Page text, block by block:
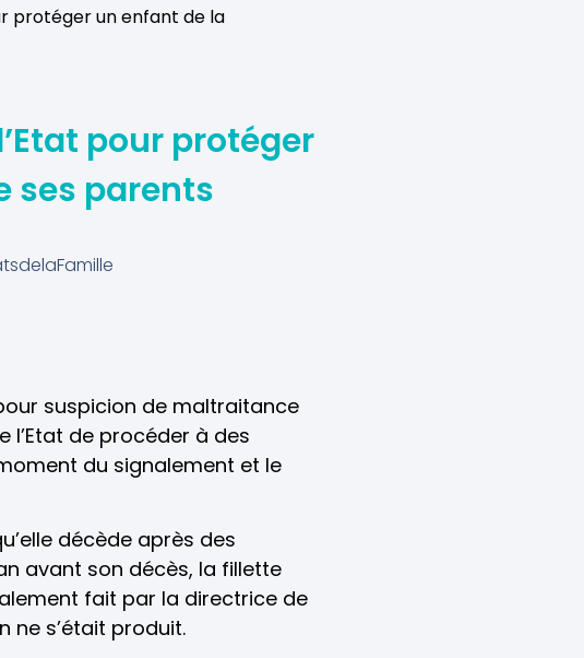
protéger un enfant de la
pour protéger
ses parents
suspicion de maltraitance
l’Etat de procéder à des
du signalement et le
décède après des
avant son décès, la fillette
fait par la directrice de
ne s’était produit.